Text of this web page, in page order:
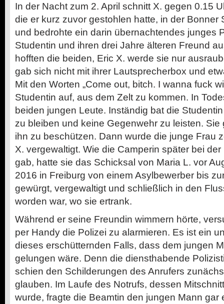
In der Nacht zum 2. April schnitt X. gegen 0.15
die er kurz zuvor gestohlen hatte, in der Bonner
und bedrohte ein darin übernachtendes junges
Studentin und ihren drei Jahre älteren Freund
hofften die beiden, Eric X. werde sie nur
gab sich nicht mit ihrer Lautsprecherbox und
Mit den Worten „Come out, bitch. I wanna fuck
Studentin auf, aus dem Zelt zu kommen. In
beiden jungen Leute. Inständig bat die
zu bleiben und keine Gegenwehr zu leisten.
ihn zu beschützen. Dann wurde die junge Frau
X. vergewaltigt. Wie die Camperin später bei
gab, hatte sie das Schicksal von Maria L. vor
2016 in Freiburg von einem Asylbewerber bis
gewürgt, vergewaltigt und schließlich in den
worden war, wo sie ertrank.
Während er seine Freundin wimmern hörte,
per Handy die Polizei zu alarmieren. Es ist ein
dieses erschütternden Falls, dass dem jungen
gelungen wäre. Denn die diensthabende
schien den Schilderungen des Anrufers
glauben. Im Laufe des Notrufs, dessen
wurde, fragte die Beamtin den jungen Mann gar